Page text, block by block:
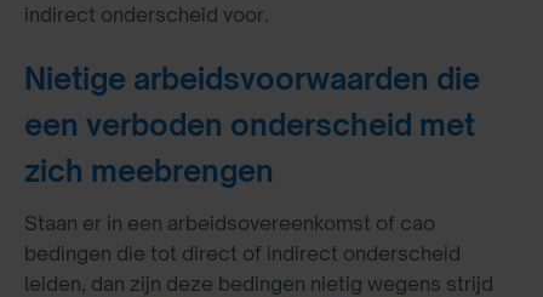
indirect onderscheid voor.
Nietige arbeidsvoorwaarden die
een verboden onderscheid met
zich meebrengen
Staan er in een arbeidsovereenkomst of cao
bedingen die tot direct of indirect onderscheid
leiden, dan zijn deze bedingen nietig wegens strijd